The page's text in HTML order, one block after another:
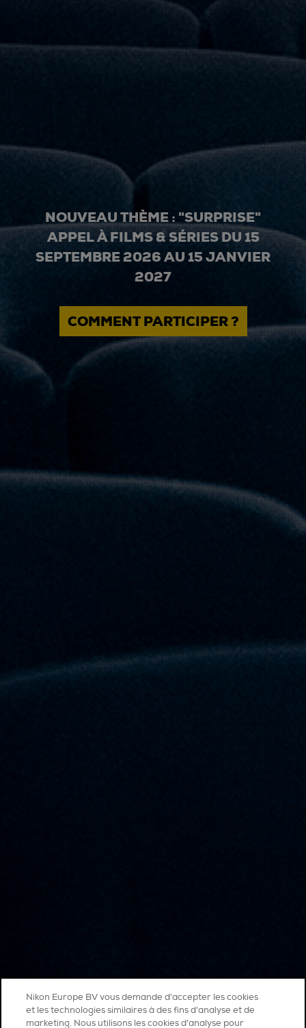
NOUVEAU THÈME : "SURPRISE"
APPEL À FILMS & SÉRIES DU 15
SEPTEMBRE 2026 AU 15 JANVIER
2027
COMMENT PARTICIPER ?
Nikon Europe BV vous demande d'accepter les cookies
et les technologies similaires à des fins d'analyse et de
marketing. Nous utilisons les cookies d’analyse pour